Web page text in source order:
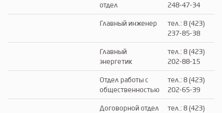
отдел
248-47-34
Главный инженер
тел.: 8 (423)
237-85-38
Главный
энергетик
тел.: 8 (423)
202-88-15
Отдел работы с
общественностью
тел.: 8 (423)
202-65-39
Договорной отдел
тел.: 8 (423)